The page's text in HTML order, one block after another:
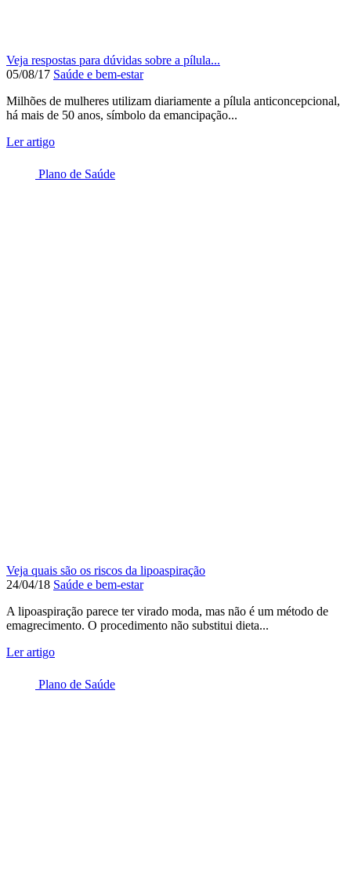
Veja respostas para dúvidas sobre a pílula...
05/08/17 Saúde e bem-estar
Milhões de mulheres utilizam diariamente a pílula anticoncepcional,
há mais de 50 anos, símbolo da emancipação...
Ler artigo
Plano de Saúde
Veja quais são os riscos da lipoaspiração
24/04/18 Saúde e bem-estar
A lipoaspiração parece ter virado moda, mas não é um método de
emagrecimento. O procedimento não substitui dieta...
Ler artigo
Plano de Saúde